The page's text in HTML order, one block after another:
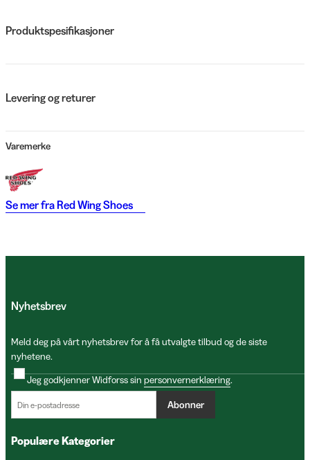
Produktspesifikasjoner
Levering og returer
Varemerke
Se mer fra Red Wing Shoes
Nyhetsbrev
Meld deg på vårt nyhetsbrev for å få utvalgte tilbud og de siste
nyhetene.
Jeg godkjenner Widforss sin personvernerklæring.
Abonner
Populære Kategorier